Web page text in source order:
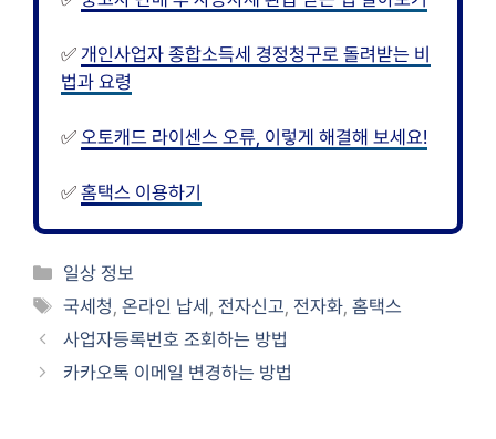
✅ 개인사업자 종합소득세 경정청구로 돌려받는 비
법과 요령
✅ 오토캐드 라이센스 오류, 이렇게 해결해 보세요!
✅ 홈택스 이용하기
카
테
리
일상 정보
태
그
국세청,온라인 납세 ,전자신고,전자화,홈택스
사업자등록번호 조회하는 방법
카카오톡 이메일 변경하는 방법